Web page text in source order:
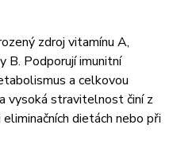
zdroj vitamínu A,
B. Podporují imunitní
a celkovou
vysoká stravitelnost činí z
dietách nebo při